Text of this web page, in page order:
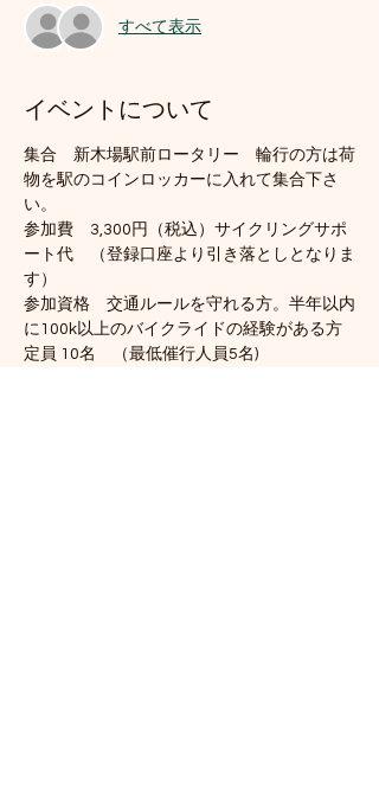
すべて表示
イベントについて
集合　新木場駅前ロータリー　輪行の方は荷
物を駅のコインロッカーに入れて集合下さ
い。
参加費　3,300円（税込）サイクリングサポ
ート代　（登録口座より引き落としとなりま
す）
参加資格　交通ルールを守れる方。半年以内
に100k以上のバイクライドの経験がある方
定員 10名　（最低催行人員5名)